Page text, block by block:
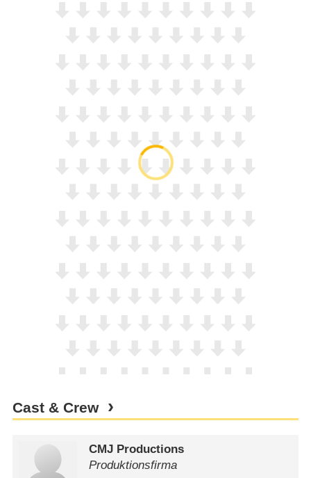
Cast & Crew
CMJ Productions
Produktionsfirma